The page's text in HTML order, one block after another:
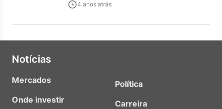
4 anos atrás
Notícias
Mercados
Onde investir
Política
Carreira